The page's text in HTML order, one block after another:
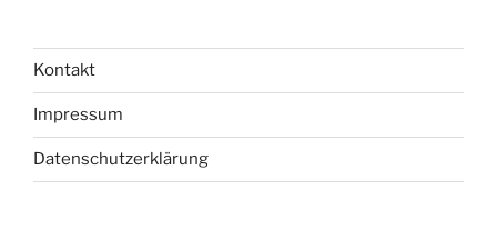
Kontakt
Impressum
Datenschutzerklärung